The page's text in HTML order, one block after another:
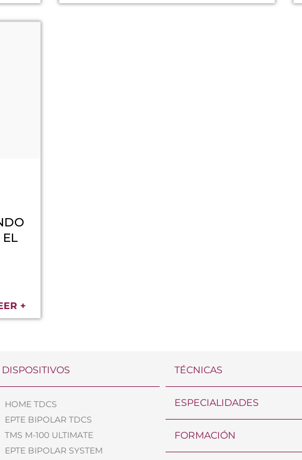
EL
+
DISPOSITIVOS
HOME TDCS
EPTE BIPOLAR TDCS
TMS M-100 ULTIMATE
EPTE BIPOLAR SYSTEM
TÉCNICAS
ESPECIALIDADES
FORMACIÓN